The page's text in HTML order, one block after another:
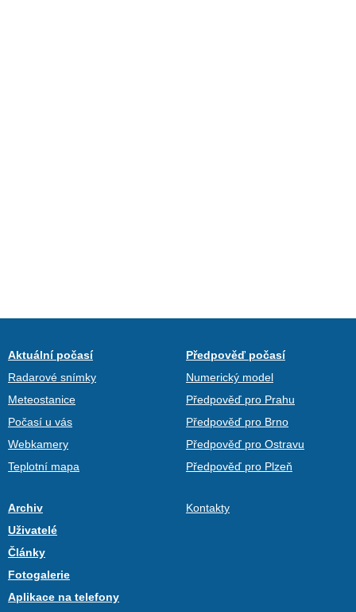
Aktuální počasí
Radarové snímky
Meteostanice
Počasí u vás
Webkamery
Teplotní mapa
Předpověď počasí
Numerický model
Předpověď pro Prahu
Předpověď pro Brno
Předpověď pro Ostravu
Předpověď pro Plzeň
Archiv
Uživatelé
Články
Fotogalerie
Aplikace na telefony
Kontakty